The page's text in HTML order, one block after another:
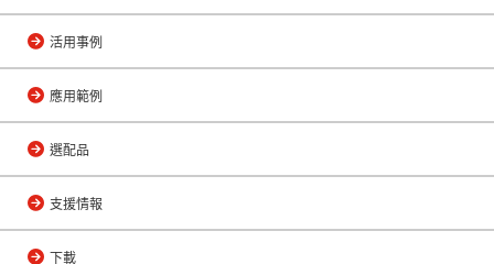
活用事例
應用範例
選配品
支援情報
下載